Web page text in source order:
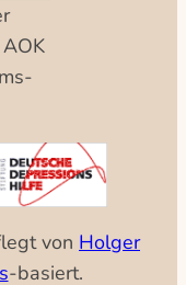
von Holger
-basiert.